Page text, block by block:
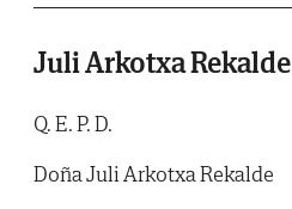
Juli Arkotxa Rekalde
Q. E. P. D.
Doña Juli Arkotxa Rekalde